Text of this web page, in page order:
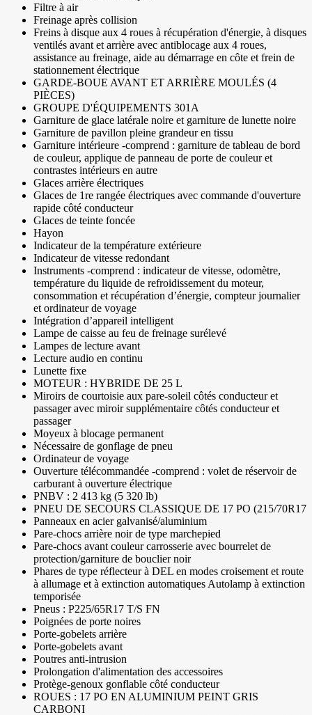
Filtre à air
Freinage après collision
Freins à disque aux 4 roues à récupération d'énergie, à disques
ventilés avant et arrière avec antiblocage aux 4 roues,
assistance au freinage, aide au démarrage en côte et frein de
stationnement électrique
GARDE-BOUE AVANT ET ARRIÈRE MOULÉS (4
PIÈCES)
GROUPE D'ÉQUIPEMENTS 301A
Garniture de glace latérale noire et garniture de lunette noire
Garniture de pavillon pleine grandeur en tissu
Garniture intérieure -comprend : garniture de tableau de bord
de couleur, applique de panneau de porte de couleur et
contrastes intérieurs en autre
Glaces arrière électriques
Glaces de 1re rangée électriques avec commande d'ouverture
rapide côté conducteur
Glaces de teinte foncée
Hayon
Indicateur de la température extérieure
Indicateur de vitesse redondant
Instruments -comprend : indicateur de vitesse, odomètre,
température du liquide de refroidissement du moteur,
consommation et récupération d’énergie, compteur journalier
et ordinateur de voyage
Intégration d’appareil intelligent
Lampe de caisse au feu de freinage surélevé
Lampes de lecture avant
Lecture audio en continu
Lunette fixe
MOTEUR : HYBRIDE DE 25 L
Miroirs de courtoisie aux pare-soleil côtés conducteur et
passager avec miroir supplémentaire côtés conducteur et
passager
Moyeux à blocage permanent
Nécessaire de gonflage de pneu
Ordinateur de voyage
Ouverture télécommandée -comprend : volet de réservoir de
carburant à ouverture électrique
PNBV : 2 413 kg (5 320 lb)
PNEU DE SECOURS CLASSIQUE DE 17 PO (215/70R17
Panneaux en acier galvanisé/aluminium
Pare-chocs arrière noir de type marchepied
Pare-chocs avant couleur carrosserie avec bourrelet de
protection/garniture de bouclier noir
Phares de type réflecteur à DEL en modes croisement et route
à allumage et à extinction automatiques Autolamp à extinction
temporisée
Pneus : P225/65R17 T/S FN
Poignées de porte noires
Porte-gobelets arrière
Porte-gobelets avant
Poutres anti-intrusion
Prolongation d'alimentation des accessoires
Protège-genoux gonflable côté conducteur
ROUES : 17 PO EN ALUMINIUM PEINT GRIS
CARBONI